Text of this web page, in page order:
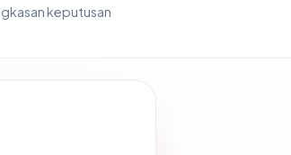
keputusan